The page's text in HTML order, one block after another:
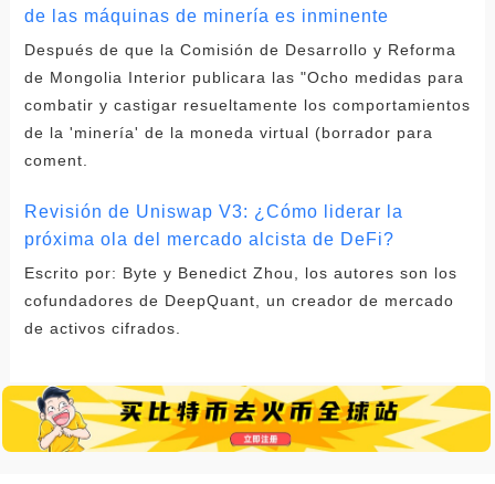
de las máquinas de minería es inminente
Después de que la Comisión de Desarrollo y Reforma
de Mongolia Interior publicara las "Ocho medidas para
combatir y castigar resueltamente los comportamientos
de la 'minería' de la moneda virtual (borrador para
coment.
Revisión de Uniswap V3: ¿Cómo liderar la
próxima ola del mercado alcista de DeFi?
Escrito por: Byte y Benedict Zhou, los autores son los
cofundadores de DeepQuant, un creador de mercado
de activos cifrados.